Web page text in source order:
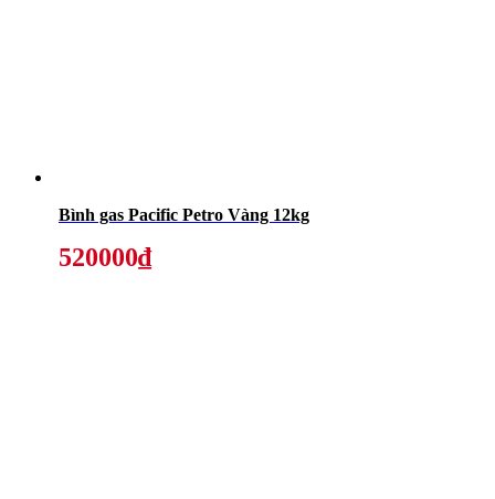
Bình gas Pacific Petro Vàng 12kg
520000₫